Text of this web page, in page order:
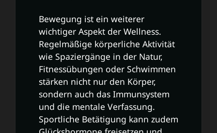
Bewegung ist ein weiterer
wichtiger Aspekt der Wellness.
Regelmäßige körperliche Aktivität
wie Spaziergänge in der Natur,
Fitnessübungen oder Schwimmen
stärken nicht nur den Körper,
sondern auch das Immunsystem
und die mentale Verfassung.
Sportliche Betätigung kann zudem